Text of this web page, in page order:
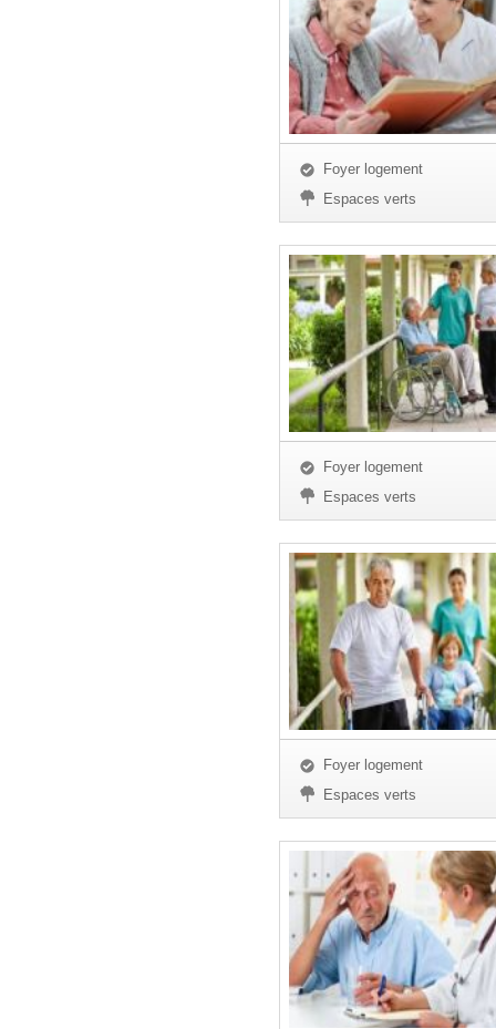
Foyer logement
Espaces verts
Foyer logement
Espaces verts
Foyer logement
Espaces verts